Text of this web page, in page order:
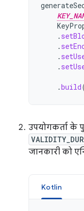
.
.
.
.
.build
उपयोगकर्ता के
जानकारी को
Kotlin